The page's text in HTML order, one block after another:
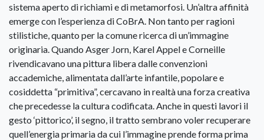
sistema aperto di richiami e di metamorfosi. Un’altra affinità
emerge con l’esperienza di CoBrA. Non tanto per ragioni
stilistiche, quanto per la comune ricerca di un’immagine
originaria. Quando Asger Jorn, Karel Appel e Corneille
rivendicavano una pittura libera dalle convenzioni
accademiche, alimentata dall’arte infantile, popolare e
cosiddetta “primitiva”, cercavano in realtà una forza creativa
che precedesse la cultura codificata. Anche in questi lavori il
gesto ‘pittorico’, il segno, il tratto sembrano voler recuperare
quell’energia primaria da cui l’immagine prende forma prima